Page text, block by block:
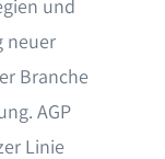
und
neuer
Branche
AGP
Linie